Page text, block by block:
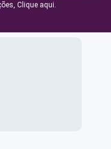
Clique aqui.